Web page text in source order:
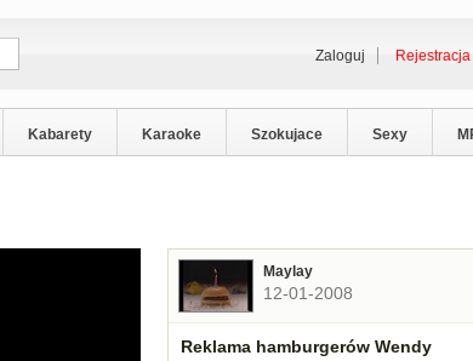
Zaloguj Rejestracja
Kabarety Karaoke Szokujace Sexy
Maylay
12-01-2008
Reklama hamburgerów Wendy